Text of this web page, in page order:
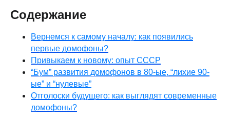
Содержание
Вернемся к самому началу: как появились
первые домофоны?
Привыкаем к новому: опыт СССР
“Бум” развития домофонов в 80-ые, “лихие 90-
ые” и “нулевые”
Отголоски будущего: как выглядят современные
домофоны?